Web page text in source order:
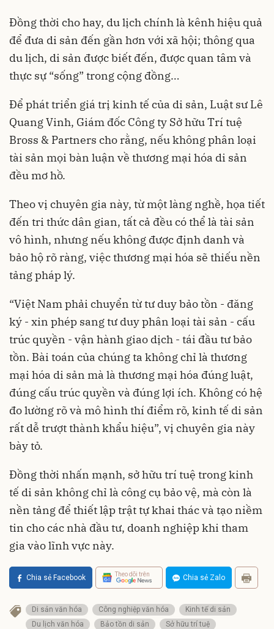
Đồng thời cho hay, du lịch chính là kênh hiệu quả
để đưa di sản đến gần hơn với xã hội; thông qua
du lịch, di sản được biết đến, được quan tâm và
thực sự “sống” trong cộng đồng…
Để phát triển giá trị kinh tế của di sản, Luật sư Lê
Quang Vinh, Giám đốc Công ty Sở hữu Trí tuệ
Bross & Partners cho rằng, nếu không phân loại
tài sản mọi bàn luận về thương mại hóa di sản
đều mơ hồ.
Theo vị chuyên gia này, từ một làng nghề, họa tiết
đến tri thức dân gian, tất cả đều có thể là tài sản
vô hình, nhưng nếu không được định danh và
bảo hộ rõ ràng, việc thương mại hóa sẽ thiếu nền
tảng pháp lý.
“Việt Nam phải chuyển từ tư duy bảo tồn - đăng
ký - xin phép sang tư duy phân loại tài sản - cấu
trúc quyền - vận hành giao dịch - tái đầu tư bảo
tồn. Bài toán của chúng ta không chỉ là thương
mại hóa di sản mà là thương mại hóa đúng luật,
đúng cấu trúc quyền và đúng lợi ích. Không có hệ
đo lường rõ và mô hình thí điểm rõ, kinh tế di sản
rất dễ trượt thành khẩu hiệu”, vị chuyên gia này
bày tỏ.
Đồng thời nhấn mạnh, sở hữu trí tuệ trong kinh
tế di sản không chỉ là công cụ bảo vệ, mà còn là
nền tảng để thiết lập trật tự khai thác và tạo niềm
tin cho các nhà đầu tư, doanh nghiệp khi tham
gia vào lĩnh vực này.
Chia sẻ Facebook Theo dõi trên Chia sẻ Zalo
Di sản văn hóa Công nghiệp văn hóa
Kinh tế di sản
Du lịch văn hóa
Bảo tồn di sản
Sở hữu trí tuệ